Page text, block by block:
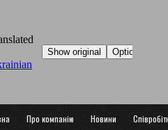
Про компанію Новини